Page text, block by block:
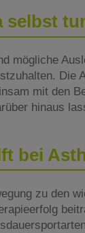
selbst
mögliche
Die
mit den
hinaus
bei
zu den